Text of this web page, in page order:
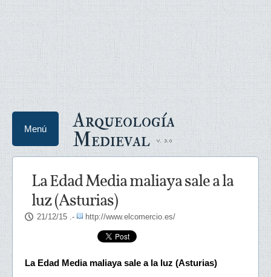
Arqueología
Medieval
Menú
La Edad Media maliaya sale a la
luz (Asturias)
21/12/15 .- http://www.elcomercio.es/
La Edad Media maliaya sale a la luz (Asturias)